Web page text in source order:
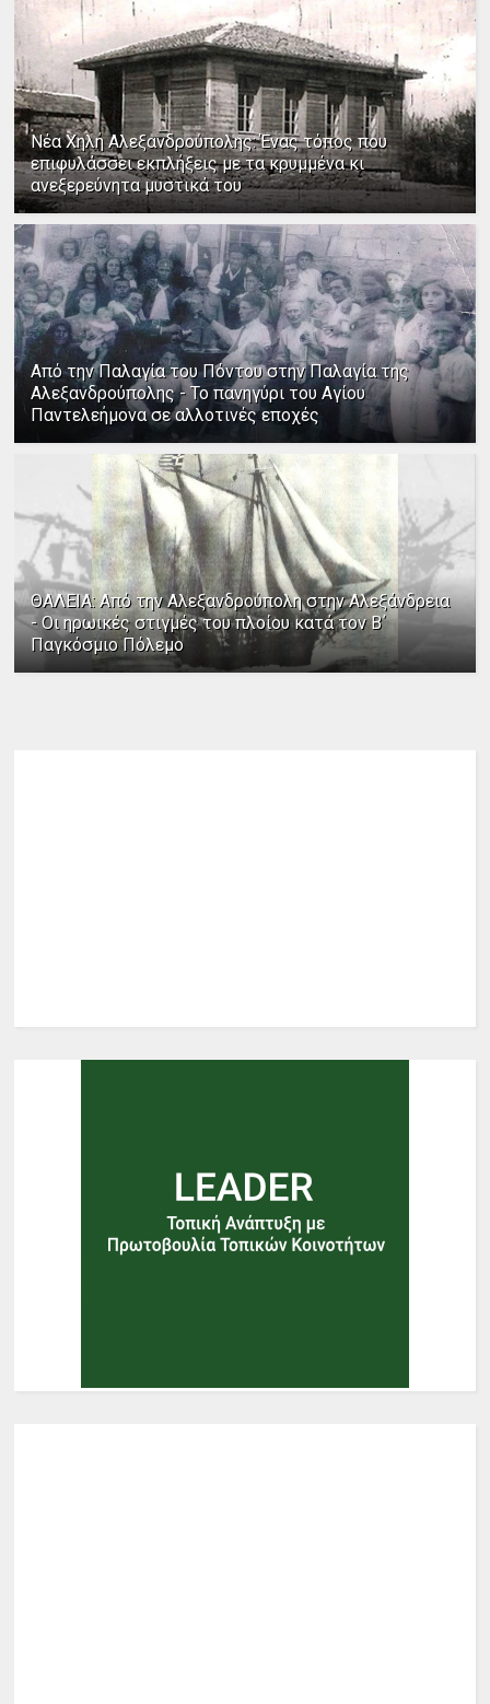
Νέα Χηλή Αλεξανδρούπολης: Ένας τόπος που
επιφυλάσσει εκπλήξεις με τα κρυμμένα κι
ανεξερεύνητα μυστικά του
Από την Παλαγία του Πόντου στην Παλαγία της
Αλεξανδρούπολης - Το πανηγύρι του Αγίου
Παντελεήμονα σε αλλοτινές εποχές
ΘΑΛΕΙΑ: Από την Αλεξανδρούπολη στην Αλεξάνδρεια
- Οι ηρωικές στιγμές του πλοίου κατά τον Β΄
Παγκόσμιο Πόλεμο